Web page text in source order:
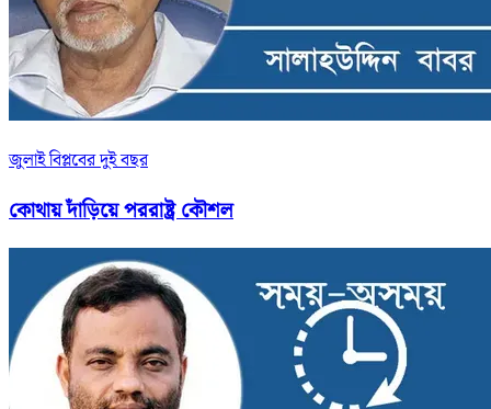
জুলাই বিপ্লবের দুই বছর
কোথায় দাঁড়িয়ে পররাষ্ট্র কৌশল